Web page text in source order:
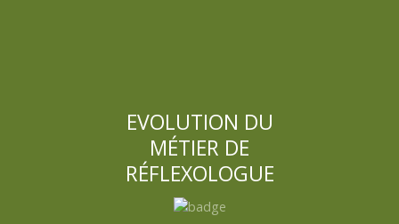
EVOLUTION DU
MÉTIER DE
RÉFLEXOLOGUE